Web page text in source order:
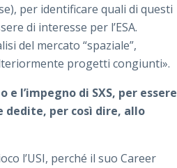
per identificare quali di questi
di interesse per l’ESA.
del mercato “spaziale”,
progetti congiunti».
l’impegno di SXS, per essere
dedite, per così dire, allo
l’USI, perché il suo Career